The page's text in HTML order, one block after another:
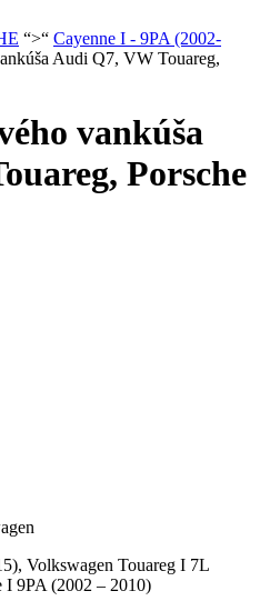
“>“ Cayenne I - 9PA (2002-
Audi Q7, VW Touareg,
vankúša
Porsche
Volkswagen Touareg I 7L
I 9PA (2002 – 2010)